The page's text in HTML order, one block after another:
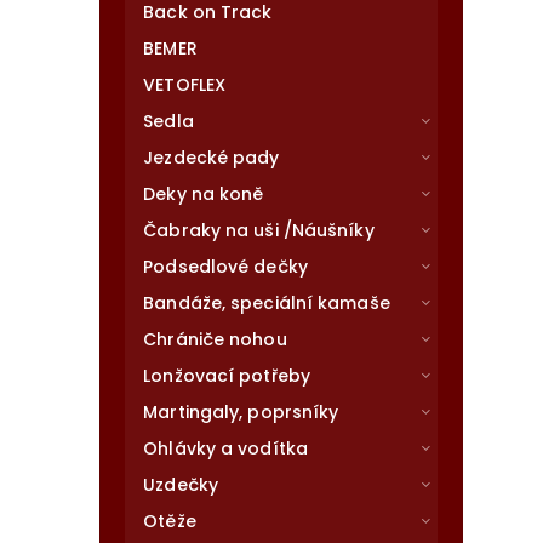
Back on Track
BEMER
VETOFLEX
Sedla
Jezdecké pady
Deky na koně
Čabraky na uši /Náušníky
Podsedlové dečky
Bandáže, speciální kamaše
Chrániče nohou
Lonžovací potřeby
Martingaly, poprsníky
Ohlávky a vodítka
Uzdečky
Otěže